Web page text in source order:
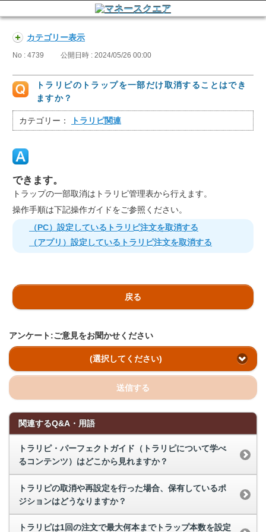
カテゴリー表示
No : 4739 公開日時 : 2024/05/26 00:00
トラリピのトラップを一部だけ取消することはでき
ますか？
カテゴリー： トラリピ関連
できます。
トラップの一部取消はトラリピ管理表から行えます。
操作手順は下記操作ガイドをご参照ください。
（PC）設定しているトラリピ注文を取消する
（アプリ）設定しているトラリピ注文を取消する
戻る
アンケート:ご意見をお聞かせください
(選択してください)
送信する
関連するQ&A・用語
トラリピ・パーフェクトガイド（トラリピについて学べ
るコンテンツ）はどこから見れますか？
トラリピの取消や再設定を行った場合、保有しているポ
ジションはどうなりますか？
トラリピは1回の注文で最大何本までトラップ本数を設定